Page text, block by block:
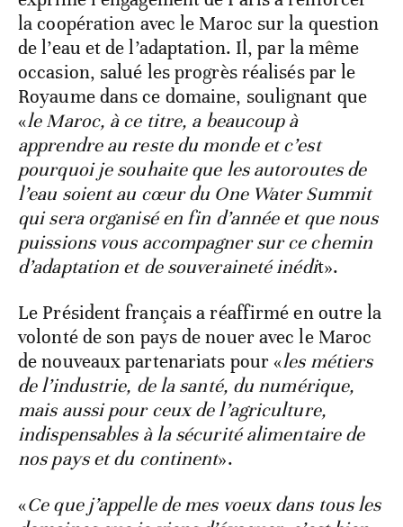
la coopération avec le Maroc sur la question
de l’eau et de l’adaptation. Il, par la même
occasion, salué les progrès réalisés par le
Royaume dans ce domaine, soulignant que
«le Maroc, à ce titre, a beaucoup à
apprendre au reste du monde et c’est
pourquoi je souhaite que les autoroutes de
l’eau soient au cœur du One Water Summit
qui sera organisé en fin d’année et que nous
puissions vous accompagner sur ce chemin
d’adaptation et de souveraineté inédit».
Le Président français a réaffirmé en outre la
volonté de son pays de nouer avec le Maroc
de nouveaux partenariats pour «les métiers
de l’industrie, de la santé, du numérique,
mais aussi pour ceux de l’agriculture,
indispensables à la sécurité alimentaire de
nos pays et du continent».
«Ce que j’appelle de mes voeux dans tous les